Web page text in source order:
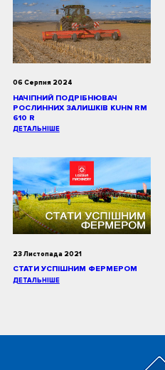
06 Серпня 2024
НАЧІПНИЙ ПОДРІБНЮВАЧ
РОСЛИННИХ ЗАЛИШКІВ KUHN RM
610 R
ДЕТАЛЬНІШЕ
23 Листопада 2021
СТАТИ УСПІШНИМ ФЕРМЕРОМ
ДЕТАЛЬНІШЕ